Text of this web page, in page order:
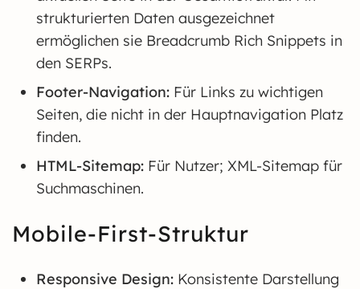
strukturierten Daten ausgezeichnet
ermöglichen sie Breadcrumb Rich Snippets in
den SERPs.
Footer-Navigation: Für Links zu wichtigen
Seiten, die nicht in der Hauptnavigation Platz
finden.
HTML-Sitemap: Für Nutzer; XML-Sitemap für
Suchmaschinen.
Mobile-First-Struktur
Responsive Design: Konsistente Darstellung